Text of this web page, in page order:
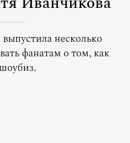
несколько
фанатам о том, как